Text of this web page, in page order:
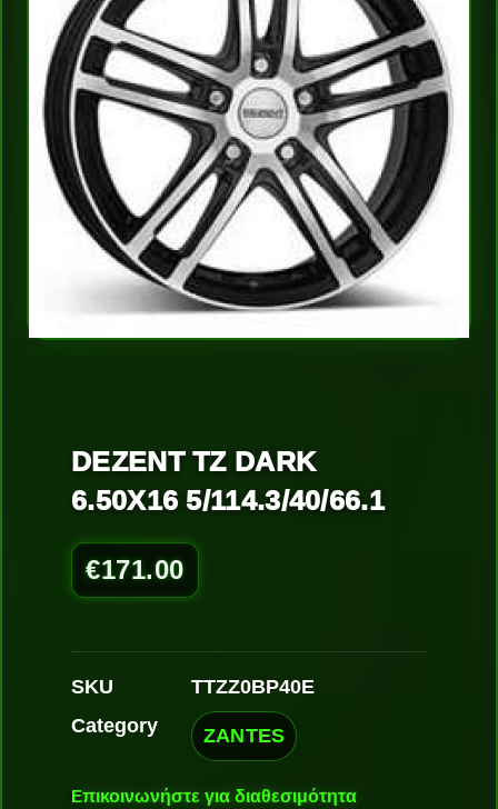
DEZENT TZ DARK
6.50X16 5/114.3/40/66.1
€171.00
SKU
TTZZ0BP40E
Category
ZANTES
Επικοινωνήστε για διαθεσιμότητα